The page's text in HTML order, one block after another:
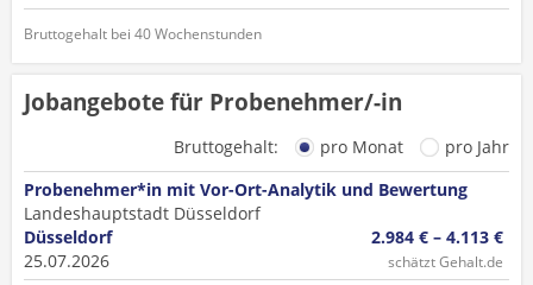
Bruttogehalt bei 40 Wochenstunden
Jobangebote für Probenehmer/-in
Bruttogehalt: pro Monat
pro Jahr
Probenehmer*in mit Vor-Ort-Analytik und Bewertung
Landeshauptstadt Düsseldorf
Düsseldorf
25.07.2026
2.984 € – 4.113 €
schätzt Gehalt.de